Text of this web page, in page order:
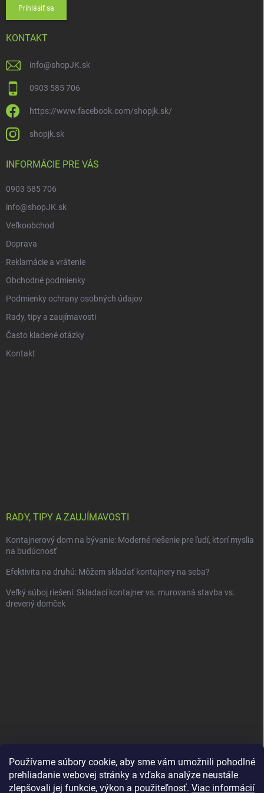
Používame súbory cookie, aby sme vám umožnili pohodlné
prehliadanie webovej stránky a vďaka analýze neustále
zlepšovali jej funkcie, výkon a použiteľnosť. Viac informácií
Prihlásiť sa
KONTAKT
info@shopJK.sk
0903 585 706
https://www.facebook.com/shopjk.sk/
shopjk.sk
INFORMÁCIE PRE VÁS
0903 585 706
info@shopJK.sk
Veľkoobchod
Doprava
Reklamácie a vrátenie
Obchodné podmienky
Podmienky ochrany osobných údajov
Rady, tipy a zaujímavosti
Často kladené otázky
Kontakt
RADY, TIPY A ZAUJÍMAVOSTI
Kontajnerový dom na bývanie: Moderné riešenie pre ľudí, ktorí myslia
na budúcnosť
Efektivita na druhú: Môžem skladať kontajnery na seba?
Veľký súboj riešení: Skladací kontajner vs. murovaná stavba vs.
drevený domček